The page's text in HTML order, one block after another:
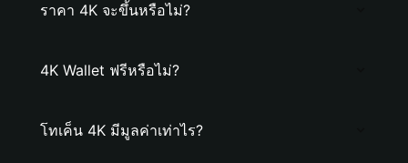
ราคา 4K จะขึ้นหรือไม่?
4K Wallet ฟรีหรือไม่?
โทเค็น 4K มีมูลค่าเท่าไร?